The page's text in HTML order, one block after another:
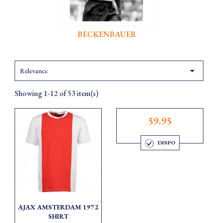
BECKENBAUER
Relevance 
Showing 1-12 of 53 item(s)
AJAX AMSTERDAM 1972
SHIRT
59.95
DISPO